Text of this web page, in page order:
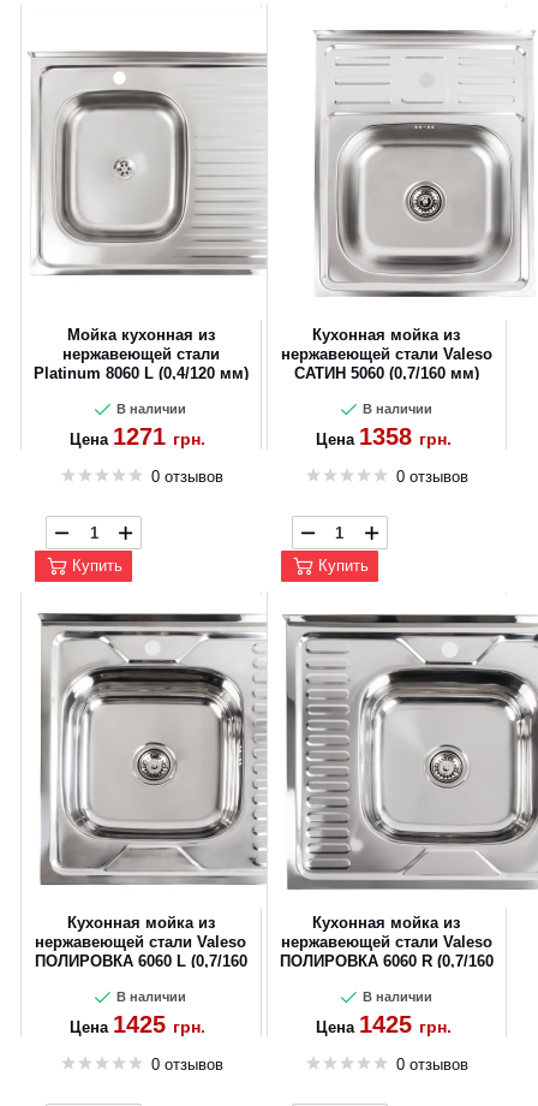
Мойка кухонная из
нержавеющей стали
Platinum 8060 L (0,4/120 мм)
В наличии
Цена 1271 грн.
0 отзывов
Купить
Кухонная мойка из
нержавеющей стали Valeso
САТИН 5060 (0,7/160 мм)
В наличии
Цена 1358 грн.
0 отзывов
Купить
Кухонная мойка из
нержавеющей стали Valeso
ПОЛИРОВКА 6060 L (0,7/160
В наличии
Цена 1425 грн.
0 отзывов
Кухонная мойка из
нержавеющей стали Valeso
ПОЛИРОВКА 6060 R (0,7/160
В наличии
Цена 1425 грн.
0 отзывов